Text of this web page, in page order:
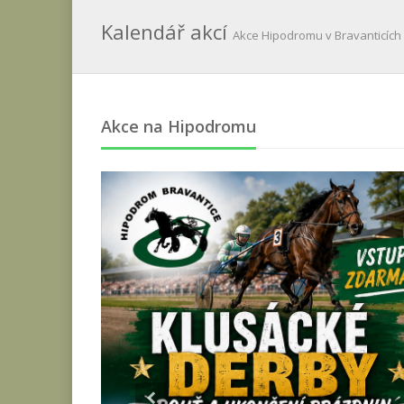
Kalendář akcí Akce Hipodromu v Bravanticích
Akce na Hipodromu